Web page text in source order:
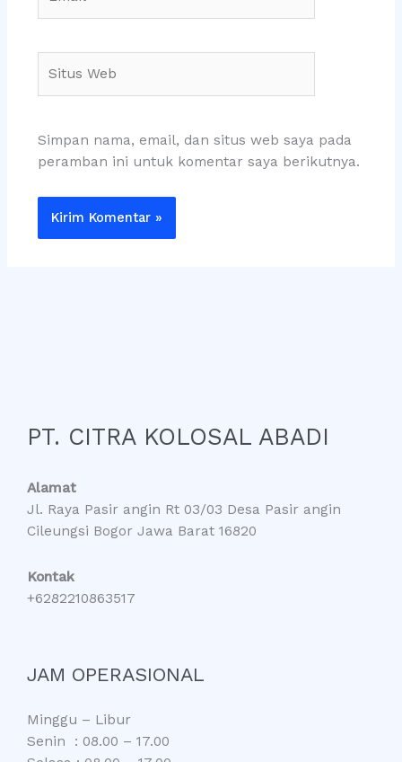
Web
Simpan nama, email, dan situs web saya pada
peramban ini untuk komentar saya berikutnya.
PT. CITRA KOLOSAL ABADI
Alamat
Jl. Raya Pasir angin Rt 03/03 Desa Pasir angin
Cileungsi Bogor Jawa Barat 16820
Kontak
+6282210863517
JAM OPERASIONAL
Minggu – Libur
Senin : 08.00 – 17.00